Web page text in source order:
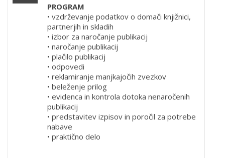
PROGRAM
• vzdrževanje podatkov o domači knjižnici,
partnerjih in skladih
• izbor za naročanje publikacij
• naročanje publikacij
• plačilo publikacij
• odpovedi
• reklamiranje manjkajočih zvezkov
• beleženje prilog
• evidenca in kontrola dotoka nenaročenih
publikacij
• predstavitev izpisov in poročil za potrebe
nabave
• praktično delo